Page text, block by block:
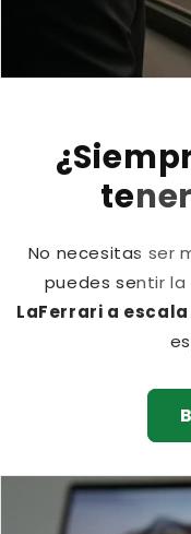
No necesitas ser
puedes sentir
LaFerrari a escala